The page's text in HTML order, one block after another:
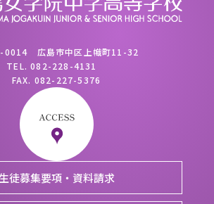
0014 広島市中区上幟町11-32
TEL.082-228-4131
FAX. 082-227-5376
生徒募集要項・資料請求